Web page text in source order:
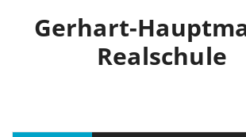
Gerhart-
Realschule